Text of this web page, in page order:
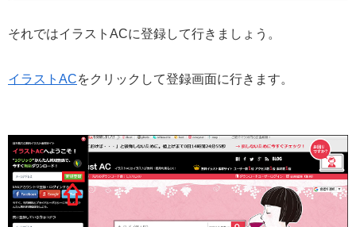
それではイラストACに登録して行きましょう。
イラストACをクリックして登録画面に行きます。